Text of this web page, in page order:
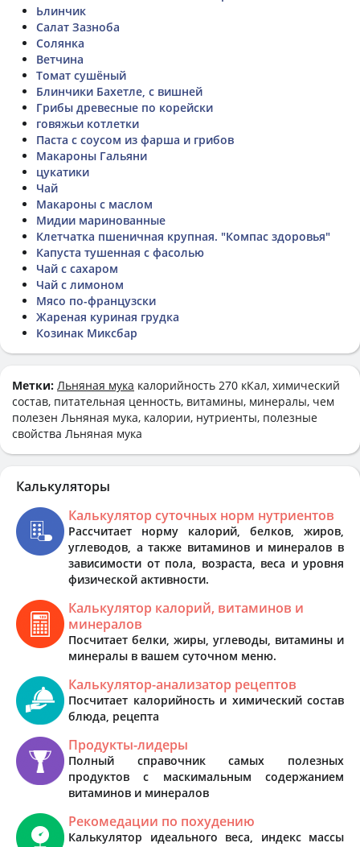
Ьлинчик
Салат Зазноба
Солянка
Ветчина
Томат сушёный
Блинчики Бахетле, с вишней
Грибы древесные по корейски
говяжьи котлетки
Паста с соусом из фарша и грибов
Макароны Гальяни
цукатики
Чай
Макароны с маслом
Мидии маринованные
Клетчатка пшеничная крупная. "Компас здоровья"
Капуста тушенная с фасолью
Чай с сахаром
Чай с лимоном
Мясо по-французски
Жареная куриная грудка
Козинак Миксбар
Метки: Льняная мука калорийность 270 кКал, химический
состав, питательная ценность, витамины, минералы, чем
полезен Льняная мука, калории, нутриенты, полезные
свойства Льняная мука
Калькуляторы
Калькулятор суточных норм нутриентов
Рассчитает норму калорий, белков, жиров,
углеводов, а также витаминов и минералов в
зависимости от пола, возраста, веса и уровня
физической активности.
Калькулятор калорий, витаминов и
минералов
Посчитает белки, жиры, углеводы, витамины и
минералы в вашем суточном меню.
Калькулятор-анализатор рецептов
Посчитает калорийность и химический состав
блюда, рецепта
Продукты-лидеры
Полный справочник самых полезных
продуктов с маскимальным содержанием
витаминов и минералов
Рекомедации по похудению
Калькулятор идеального веса, индекс массы